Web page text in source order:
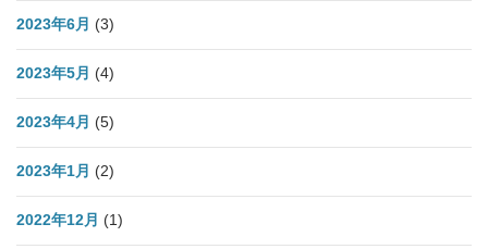
2023年6月 (3)
2023年5月 (4)
2023年4月 (5)
2023年1月 (2)
2022年12月 (1)